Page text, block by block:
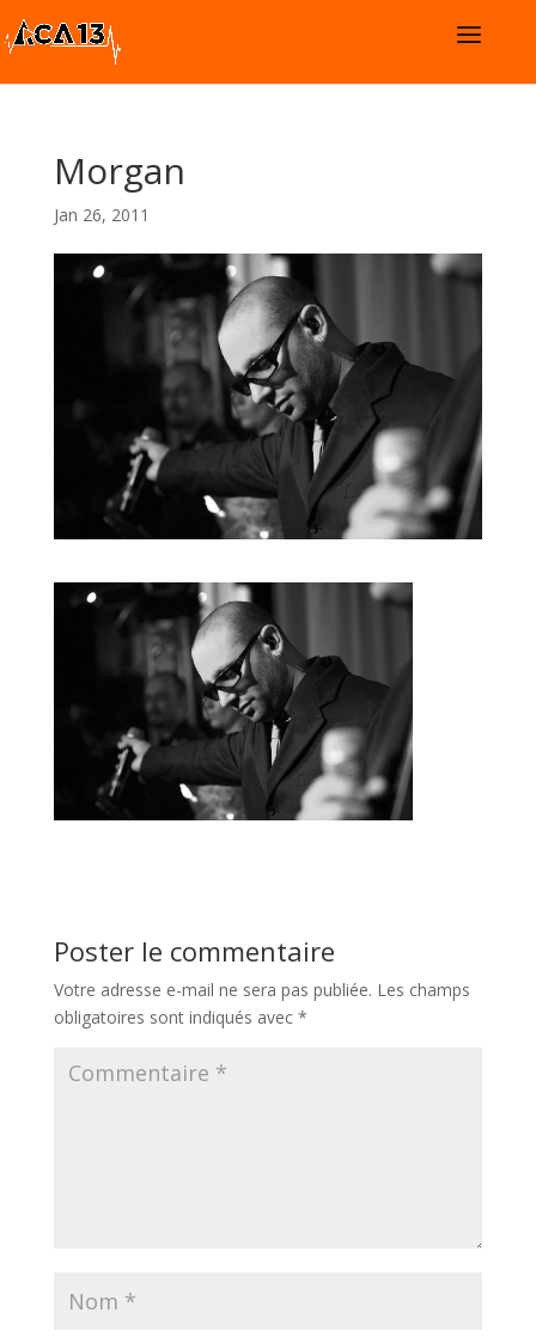
Morgan
Jan 26, 2011
Poster le commentaire
Votre adresse e-mail ne sera pas publiée. Les champs
obligatoires sont indiqués avec *